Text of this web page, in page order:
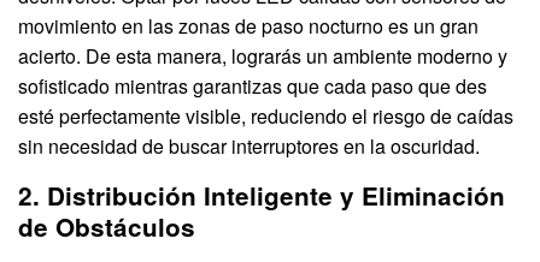
movimiento en las zonas de paso nocturno es un gran
acierto. De esta manera, lograrás un ambiente moderno y
sofisticado mientras garantizas que cada paso que des
esté perfectamente visible, reduciendo el riesgo de caídas
sin necesidad de buscar interruptores en la oscuridad.
2. Distribución Inteligente y Eliminación
de Obstáculos